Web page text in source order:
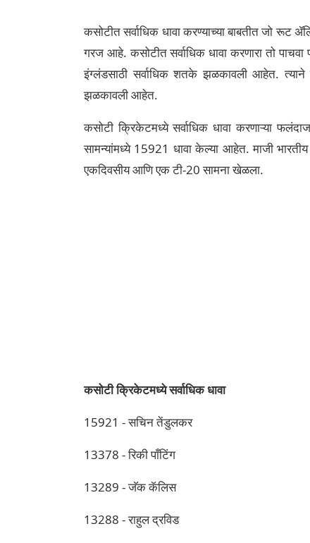
कसोटीत सर्वाधिक धावा करण्याच्या बाबतीत जो
गरज आहे. कसोटीत सर्वाधिक धावा करणारा तो
इंग्लंडसाठी सर्वाधिक शतके झळकावली आहेत.
झळकावली आहेत.
कसोटी क्रिकेटमध्ये सर्वाधिक धावा करणाऱ्या
सामन्यांमध्ये 15921 धावा केल्या आहेत. माजी भारतीय
एकदिवसीय आणि एक टी-20 सामना खेळला.
कसोटी क्रिकेटमध्ये सर्वाधिक धावा
15921 - सचिन तेंडुलकर
13378 - रिकी पाँटिंग
13289 - जॅक कॅलिस
13288 - राहुल द्रविड